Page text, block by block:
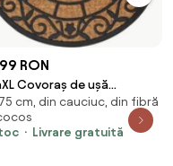
RON
Covoraș de ușă
45x75 cm, cauciuc
de cocos
cm, din cauciuc, din fibră
Livrare gratuită